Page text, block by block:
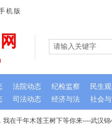
千年木莲王树下等你来----武汉锦
司法动态 经济与法 社会
机版
法院动态 纪检监察 民生